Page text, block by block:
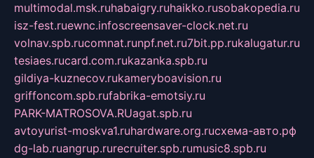
multimodal.msk.ruhabaigry.ruhaikko.rusobakopedia.ru
isz-fest.ruewnc.infoscreensaver-clock.net.ru
volnav.spb.rucomnat.runpf.net.ru7bit.pp.rukalugatur.ru
tesiaes.rucard.com.rukazanka.spb.ru
gildiya-kuznecov.rukameryboavision.ru
griffoncom.spb.rufabrika-emotsiy.ru
PARK-MATROSOVA.RUagat.spb.ru
avtoyurist-moskva1.ruhardware.org.ruсхема-авто.рф
dg-lab.ruangrup.rurecruiter.spb.rumusic8.spb.ru